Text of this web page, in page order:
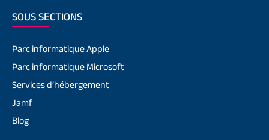
SOUS SECTIONS
Parc informatique Apple
Parc informatique Microsoft
Services d’hébergement
Jamf
Blog